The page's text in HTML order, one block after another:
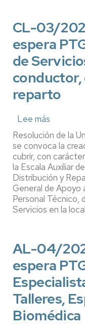
Oficiales
de
y
Talleres,
CL-03/
espera
de
reparto
Lee más
CL-
03/
Creación
listas
espera
PTGAS.
Escala
Auxiliar
y
reparto
Resolución de la
se convoca la
cubrir, con
la Escala Auxiliar
Distribución y
General de Apoyo
Personal Técnico,
Servicios en la
AL-04/
espera
Talleres,
Biomédica